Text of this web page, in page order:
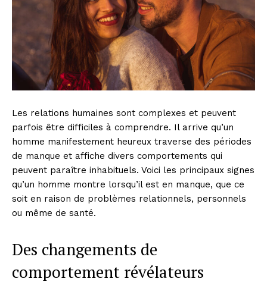
Les relations humaines sont complexes et peuvent
parfois être difficiles à comprendre. Il arrive qu’un
homme manifestement heureux traverse des périodes
de manque et affiche divers comportements qui
peuvent paraître inhabituels. Voici les principaux signes
qu’un homme montre lorsqu’il est en manque, que ce
soit en raison de problèmes relationnels, personnels
ou même de santé.
Des changements de
comportement révélateurs